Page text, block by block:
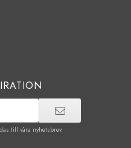
till våra nyhetsbrev.